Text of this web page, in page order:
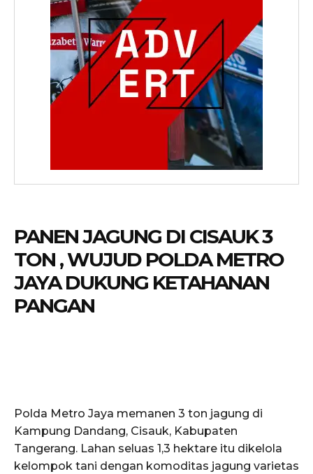
PANEN JAGUNG DI CISAUK 3
TON , WUJUD POLDA METRO
JAYA DUKUNG KETAHANAN
PANGAN
Polda Metro Jaya memanen 3 ton jagung di
Kampung Dandang, Cisauk, Kabupaten
Tangerang. Lahan seluas 1,3 hektare itu dikelola
kelompok tani dengan komoditas jagung varietas